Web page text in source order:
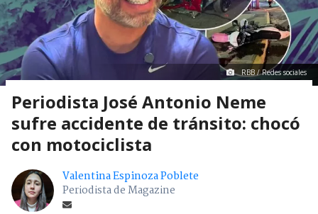
RBB / Redes sociales
Periodista José Antonio Neme
sufre accidente de tránsito: chocó
con motociclista
Valentina Espinoza Poblete
Periodista de Magazine